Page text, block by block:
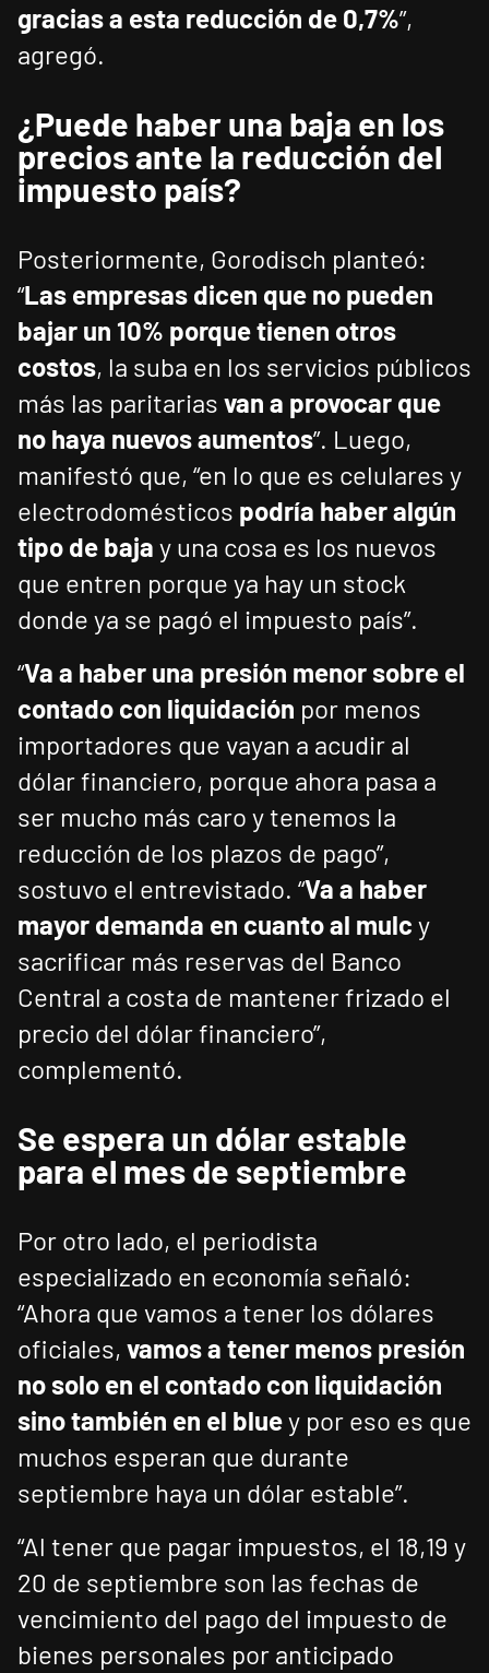
gracias a esta reducción de 0,7%”,
agregó.
¿Puede haber una baja en los
precios ante la reducción del
impuesto país?
Posteriormente, Gorodisch planteó:
“Las empresas dicen que no pueden
bajar un 10% porque tienen otros
costos, la suba en los servicios públicos
más las paritarias van a provocar que
no haya nuevos aumentos”. Luego,
manifestó que, “en lo que es celulares y
electrodomésticos podría haber algún
tipo de baja y una cosa es los nuevos
que entren porque ya hay un stock
donde ya se pagó el impuesto país”.
“Va a haber una presión menor sobre el
contado con liquidación por menos
importadores que vayan a acudir al
dólar financiero, porque ahora pasa a
ser mucho más caro y tenemos la
reducción de los plazos de pago”,
sostuvo el entrevistado. “Va a haber
mayor demanda en cuanto al mulc y
sacrificar más reservas del Banco
Central a costa de mantener frizado el
precio del dólar financiero”,
complementó.
Se espera un dólar estable
para el mes de septiembre
Por otro lado, el periodista
especializado en economía señaló:
“Ahora que vamos a tener los dólares
oficiales, vamos a tener menos presión
no solo en el contado con liquidación
sino también en el bluey por eso es que
muchos esperan que durante
septiembre haya un dólar estable”.
“Al tener que pagar impuestos, el 18,19 y
20 de septiembre son las fechas de
vencimiento del pago del impuesto de
bienes personales por anticipado